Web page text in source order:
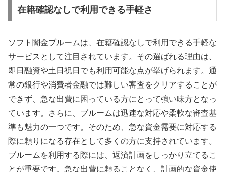
在籍確認なしで利用できる手軽さ
ソフト闇金ブルームは、在籍確認なしで利用できる手軽な
サービスとして注目されています。その選ばれる理由は、
即日融資や土日祝日でも利用可能な点が挙げられます。通
常の銀行や消費者金融では難しい審査をクリアすることが
できず、急な出費に困っている方にとって強い味方となっ
ています。さらに、ブルームは迅速な対応や柔軟な審査基
準も魅力の一つです。そのため、急な資金需要に対応する
際に頼りになる存在として多くの方に支持されています。
ブルームを利用する際には、返済計画をしっかり立てるこ
とが重要です。急な出費に頼ることなく、計画的な資金使